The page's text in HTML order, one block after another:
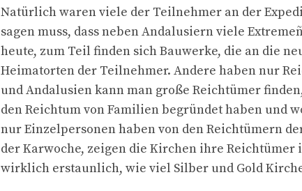
Natürlich waren viele der Teilnehmer an der
sagen muss, dass neben Andalusiern viele
heute, zum Teil finden sich Bauwerke, die an die
Heimatorten der Teilnehmer. Andere haben nur
und Andalusien kann man große Reichtümer
den Reichtum von Familien begründet haben und
nur Einzelpersonen haben von den Reichtümern
der Karwoche, zeigen die Kirchen ihre Reichtümer
wirklich erstaunlich, wie viel Silber und Gold